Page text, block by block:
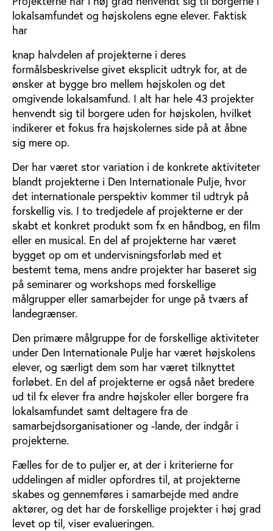
lokalsamfundet og højskolens egne elever. Faktisk
har
knap halvdelen af projekterne i deres
formålsbeskrivelse givet eksplicit udtryk for, at de
ønsker at bygge bro mellem højskolen og det
omgivende lokalsamfund. I alt har hele 43 projekter
henvendt sig til borgere uden for højskolen, hvilket
indikerer et fokus fra højskolernes side på at åbne
sig mere op.
Der har været stor variation i de konkrete aktiviteter
blandt projekterne i Den Internationale Pulje, hvor
det internationale perspektiv kommer til udtryk på
forskellig vis. I to tredjedele af projekterne er der
skabt et konkret produkt som fx en håndbog, en film
eller en musical. En del af projekterne har været
bygget op om et undervisningsforløb med et
bestemt tema, mens andre projekter har baseret sig
på seminarer og workshops med forskellige
målgrupper eller samarbejder for unge på tværs af
landegrænser.
Den primære målgruppe for de forskellige aktiviteter
under Den Internationale Pulje har været højskolens
elever, og særligt dem som har været tilknyttet
forløbet. En del af projekterne er også nået bredere
ud til fx elever fra andre højskoler eller borgere fra
lokalsamfundet samt deltagere fra de
samarbejdsorganisationer og -lande, der indgår i
projekterne.
Fælles for de to puljer er, at der i kriterierne for
uddelingen af midler opfordres til, at projekterne
skabes og gennemføres i samarbejde med andre
aktører, og det har de forskellige projekter i høj grad
levet op til, viser evalueringen.